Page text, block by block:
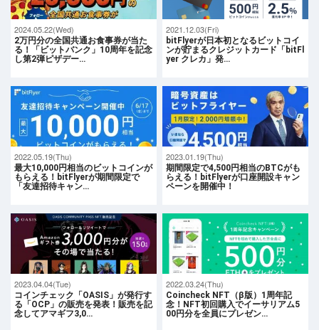
2024.05.22(Wed)
2万円分の全国共通お食事券が当た
る！「ビットバンク」10周年を記念
し第2弾ピザデー…
2021.12.03(Fri)
bitFlyerが日本初となるビットコイ
ンが貯まるクレジットカード「bitFl
yer クレカ」発…
2022.05.19(Thu)
最大10,000円相当のビットコインが
もらえる！bitFlyerが期間限定で
「友達招待キャン…
2023.01.19(Thu)
期間限定で4,500円相当のBTCがも
らえる！bitFlyerが口座開設キャン
ペーンを開催中！
2023.04.04(Tue)
コインチェック「OASIS」が発行す
る「OCP」の販売を発表！販売を記
念してアマギフ3,0…
2022.03.24(Thu)
Coincheck NFT（β版）1周年記
念！NFT初回購入でイーサリアム5
00円分を全員にプレゼン…